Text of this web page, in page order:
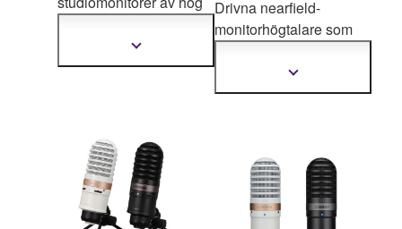
kompromisslösa
kreatören
Visa
Drivna nearfield-
monitorhögtalare som
framgångarna med sina
legendariska
branschstandard för sin
noggrannhet.
Visa